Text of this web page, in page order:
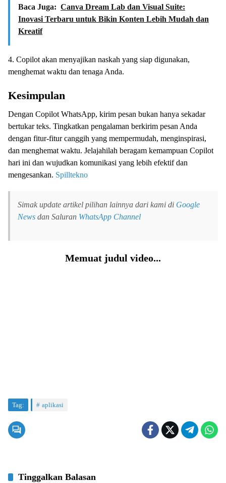
Baca Juga: Canva Dream Lab dan Visual Suite:
Inovasi Terbaru untuk Bikin Konten Lebih Mudah dan
Kreatif
4. Copilot akan menyajikan naskah yang siap digunakan,
menghemat waktu dan tenaga Anda.
Kesimpulan
Dengan Copilot WhatsApp, kirim pesan bukan hanya sekadar
bertukar teks. Tingkatkan pengalaman berkirim pesan Anda
dengan fitur-fitur canggih yang mempermudah, menginspirasi,
dan menghemat waktu. Jelajahilah beragam kemampuan Copilot
hari ini dan wujudkan komunikasi yang lebih efektif dan
mengesankan. Spilltekno
Simak update artikel pilihan lainnya dari kami di Google
News dan Saluran WhatsApp Channel
Memuat judul video...
Tag: aplikasi
Tinggalkan Balasan